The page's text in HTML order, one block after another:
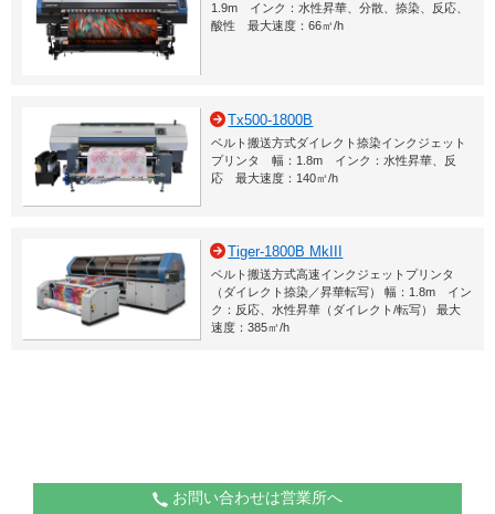
1.9m インク：水性昇華、分散、捺染、反応、
酸性 最大速度：66㎡/h
Tx500-1800B
ベルト搬送方式ダイレクト捺染インクジェット
プリンタ 幅：1.8m インク：水性昇華、反
応 最大速度：140㎡/h
Tiger-1800B MkIII
ベルト搬送方式高速インクジェットプリンタ
（ダイレクト捺染／昇華転写） 幅：1.8m イン
ク：反応、水性昇華（ダイレクト/転写） 最大
速度：385㎡/h
お問い合わせは営業所へ